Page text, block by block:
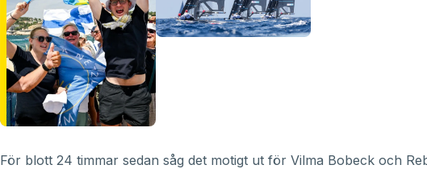
För blott 24 timmar sedan såg det motigt ut för Vilma Bobeck och